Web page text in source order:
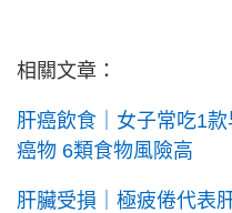
相關文章：
肝癌飲食｜女子常吃1
癌物 6類食物風險高
肝臟受損｜極疲倦代表